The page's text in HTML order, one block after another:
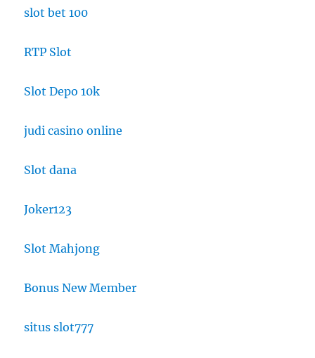
slot bet 100
RTP Slot
Slot Depo 10k
judi casino online
Slot dana
Joker123
Slot Mahjong
Bonus New Member
situs slot777